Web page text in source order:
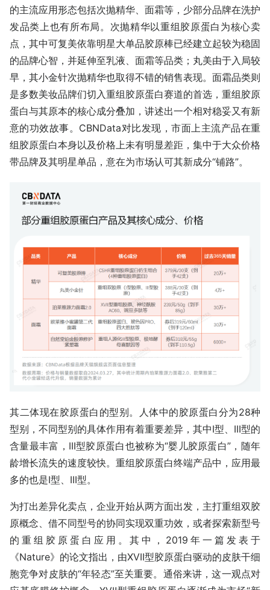
的主流应用形态包括次抛精华、面霜等，少部分品牌在洗护
发品类上也有所布局。次抛精华以重组胶原蛋白为核心卖
点，其中可复美依靠明星大单品胶原棒已经建立起较为稳固
的品牌心智，并延伸至乳液、面霜等品类；丸美由于入局较
早，其小金针次抛精华也取得不错的销售表现。面霜品类则
是多数美妆品牌们切入重组胶原蛋白赛道的首选，重组胶原
蛋白与其原本的核心成分叠加，讲述出一个相对稳妥又有新
意的功效故事。CBNData对比发现，市面上主流产品在重
组胶原蛋白本身以及价格上未有明显差距，集中于大众价格
带品牌及其明星单品，意在为市场认可其新成分“铺路”。
其二体现在胶原蛋白的型别。人体中的胶原蛋白分为28种
型别，不同型别的具体作用有着重要差异，其中I型、III型的
含量最丰富，III型胶原蛋白也被称为“婴儿胶原蛋白”，随年
龄增长流失的速度较快。重组胶原蛋白终端产品中，应用最
多的也是I型、III型。
为打出差异化卖点，企业开始从两方面出发，主打重组双胶
原概念、借不同型号的协同实现双重功效，或者探索新型号
的重组胶原蛋白应用。其中，2019年一篇发表于
《Nature》的论文指出，由XVII型胶原蛋白驱动的皮肤干细
胞竞争对皮肤的“年轻态”至关重要。通俗来讲，这一观点对